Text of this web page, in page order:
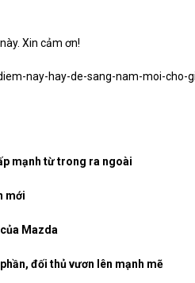
Xin cảm ơn!
nay-hay-de-sang-nam-moi-cho-
mạnh từ trong ra ngoài
mới
Mazda
đối thủ vươn lên mạnh mẽ